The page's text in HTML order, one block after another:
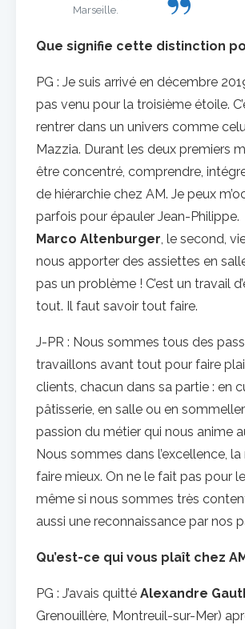
Marseille.
Que signifie cette distinction
PG : Je suis arrivé en décembre
pas venu pour la troisième étoile.
rentrer dans un univers comme
Mazzia. Durant les deux premiers
être concentré, comprendre,
de hiérarchie chez AM. Je peux
parfois pour épauler Jean-Philippe.
Marco Altenburger , le second,
nous apporter des assiettes en
pas un problème ! C’est un travail
tout. Il faut savoir tout faire.
J-PR : Nous sommes tous des
travaillons avant tout pour faire
clients, chacun dans sa partie : en
pâtisserie, en salle ou en
passion du métier qui nous anime
Nous sommes dans l’excellence,
faire mieux. On ne le fait pas pour
même si nous sommes très
aussi une reconnaissance par nos
Qu’est-ce qui vous plaît chez
PG : J’avais quitté Alexandre
Grenouillère, Montreuil-sur-Mer)